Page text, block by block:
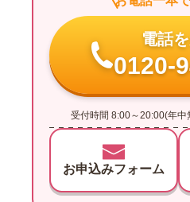
電話
0120-
受付時間 8:00～20:00(年
お申込みフォーム